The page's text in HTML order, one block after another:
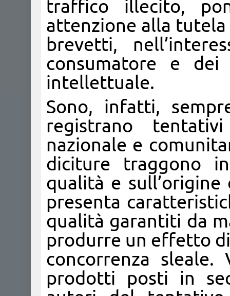
traffico illecito,
attenzione alla tutela
brevetti,
consumatore e
intellettuale.
Sono, infatti,
registrano
nazionale e
diciture traggono
qualità e
presenta
qualità garantiti da
produrre un effetto
concorrenza
prodotti posti in